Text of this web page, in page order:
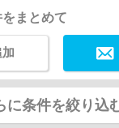
まとめて
に条件を絞り込